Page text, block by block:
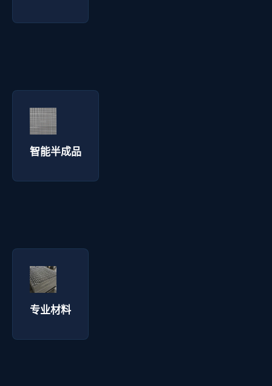
智能半成品
智能半成品 - 拓通丝网
询价咨询 →
专业材料
专业材料 - 拓通丝网
询价咨询 →